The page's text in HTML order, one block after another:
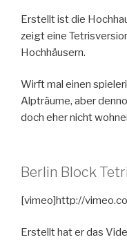
Erstellt ist die
zeigt eine
Hochhäusern.
Wirft mal einen
Alpträume, aber
doch eher nicht
Berlin Block
[vimeo]http://
Erstellt hat er das